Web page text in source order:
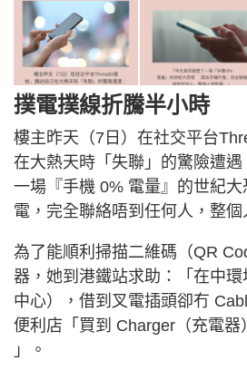
撲電撲線折騰半小時
樓主昨天（7日）在社交平台
在大熱天時「失聯」的驚險遭
一場『手機 0% 電量』的世紀
電，完全聯絡唔到任何人，整個
為了能順利掃描二維碼（QR
器，她到港鐵站求助：「在中
中心），借到叉電插頭卻冇
便利店「買到 Charger（充電
」。